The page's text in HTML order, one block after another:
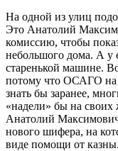
На одной из улиц
Это Анатолий
комиссию, чтобы
небольшого дома. А у
старенькой машине.
потому что ОСАГО на
знать бы заранее,
«надели» бы на
Анатолий
нового шифера, на
виде помощи от казны.